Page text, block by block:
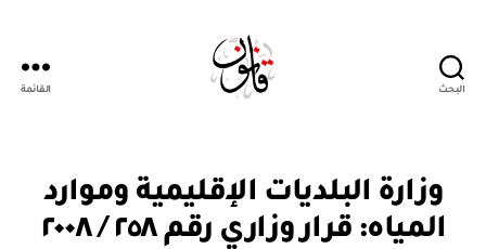
البحث القائمة
التصنيفات
وزارة البلديات الإقليمية وموارد
المياه: قرار وزاري رقم ٢٥٨ / ٢٠٠٨